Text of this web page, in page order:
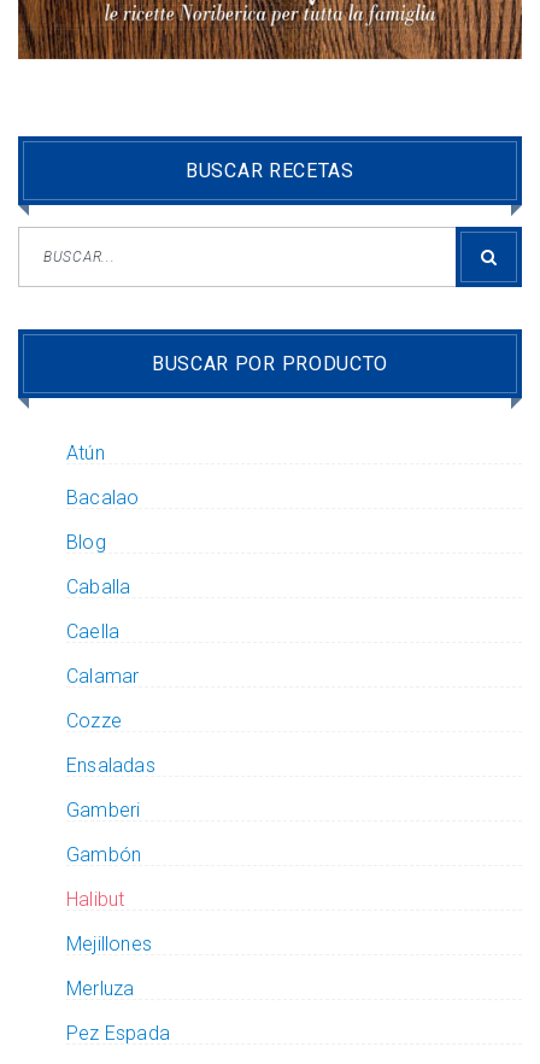
BUSCAR RECETAS
BUSCAR POR PRODUCTO
Atún
Bacalao
Blog
Caballa
Caella
Calamar
Cozze
Ensaladas
Gamberi
Gambón
Halibut
Mejillones
Merluza
Pez Espada